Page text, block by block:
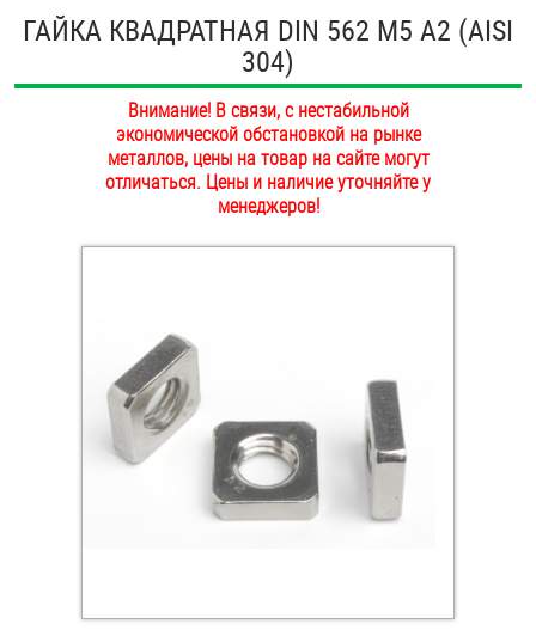
ОПТ
ПОКУПАТЕЛЯМ
ОПЛАТА И ДОСТАВКА
НАШИ МАГАЗИНЫ
Антивандальный крепёж, инструмент
Болты и винты
Втулки
Заклепки (Гайки-Заклепки)
Крюки, кольца с метрической резьбой
Крюки, кольца с шурупной резьбой
ГАЙКА КВАДРАТНАЯ DIN 562 М5 А2 (AISI
304)
Внимание! В связи, с нестабильной
экономической обстановкой на рынке
металлов, цены на товар на сайте могут
отличаться. Цены и наличие уточняйте у
менеджеров!